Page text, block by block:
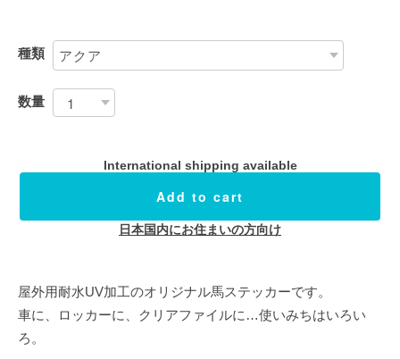
種類
数量
International shipping available
Add to cart
日本国内にお住まいの方向け
屋外用耐水UV加工のオリジナル馬ステッカーです。
車に、ロッカーに、クリアファイルに…使いみちはいろい
ろ。